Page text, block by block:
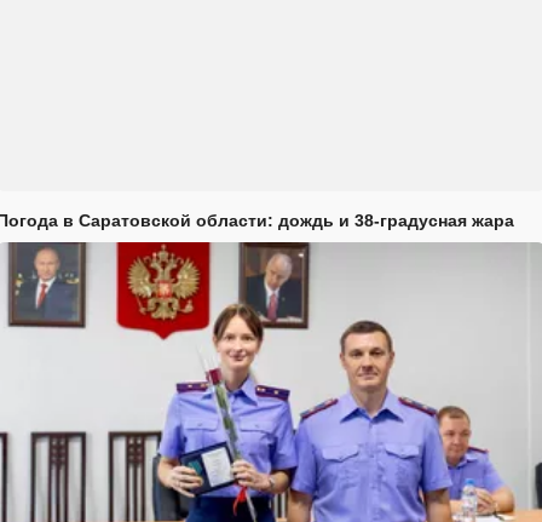
в Саратовской области: дождь и 38-градусная жара